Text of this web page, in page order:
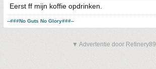
Eerst ff mijn koffie opdrinken.
--###No Guts No Glory###--
▼ Advertentie door Refinery89